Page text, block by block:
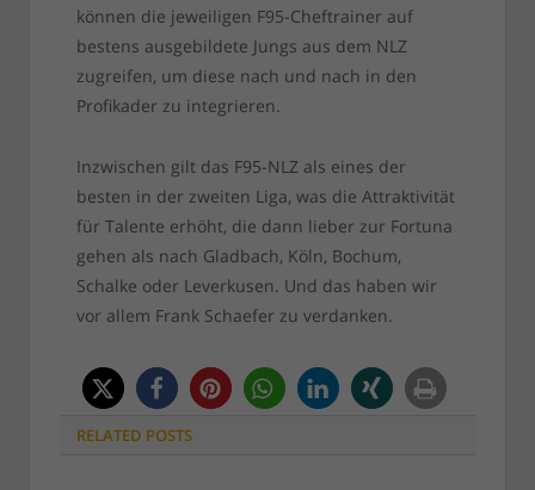
können die jeweiligen F95-Cheftrainer auf
bestens ausgebildete Jungs aus dem NLZ
zugreifen, um diese nach und nach in den
Profikader zu integrieren.
Inzwischen gilt das F95-NLZ als eines der
besten in der zweiten Liga, was die Attraktivität
für Talente erhöht, die dann lieber zur Fortuna
gehen als nach Gladbach, Köln, Bochum,
Schalke oder Leverkusen. Und das haben wir
vor allem Frank Schaefer zu verdanken.
RELATED POSTS